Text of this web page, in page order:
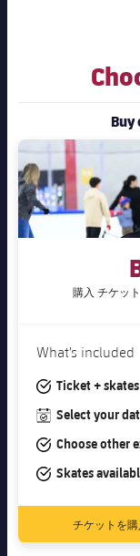
結果
順位表
Buy
購入 チケット
What’s included
#tick
Ticket + skates
#calendar
Select your
#tick
Choose other
#tick
Skates
チケットを購